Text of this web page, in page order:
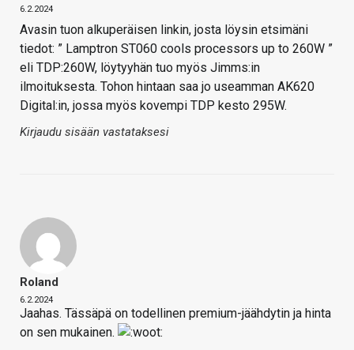
6.2.2024
Avasin tuon alkuperäisen linkin, josta löysin etsimäni
tiedot: ” Lamptron ST060 cools processors up to 260W ”
eli TDP:260W, löytyyhän tuo myös Jimms:in
ilmoituksesta. Tohon hintaan saa jo useamman AK620
Digital:in, jossa myös kovempi TDP kesto 295W.
Kirjaudu sisään vastataksesi
Roland
6.2.2024
Jaahas. Tässäpä on todellinen premium-jäähdytin ja hinta
on sen mukainen.